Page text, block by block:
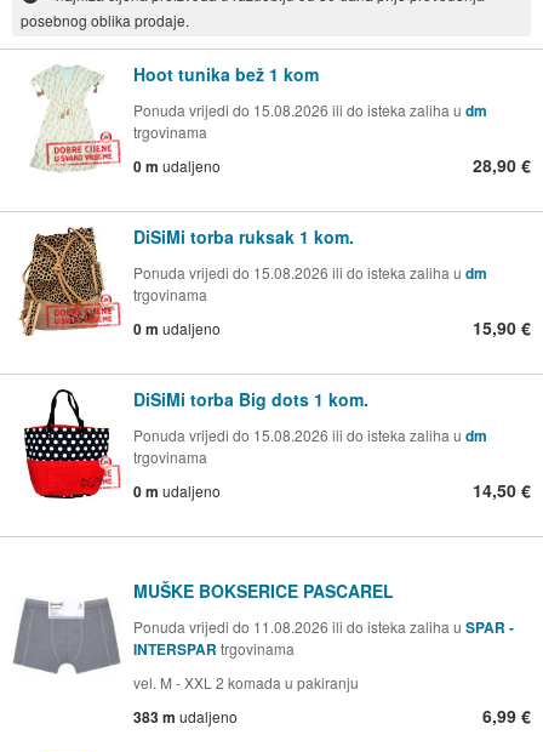
posebnog oblika prodaje.
Hoot tunika bež 1 kom
Ponuda vrijedi do 15.08.2026 ili do isteka zaliha u dm
trgovinama
0 m udaljeno 28,90 €
DiSiMi torba ruksak 1 kom.
Ponuda vrijedi do 15.08.2026 ili do isteka zaliha u dm
trgovinama
0 m udaljeno 15,90 €
DiSiMi torba Big dots 1 kom.
Ponuda vrijedi do 15.08.2026 ili do isteka zaliha u dm
trgovinama
0 m udaljeno 14,50 €
MUŠKE BOKSERICE PASCAREL
Ponuda vrijedi do 11.08.2026 ili do isteka zaliha u SPAR -
INTERSPAR trgovinama
vel. M - XXL 2 komada u pakiranju
383 m udaljeno 6,99 €